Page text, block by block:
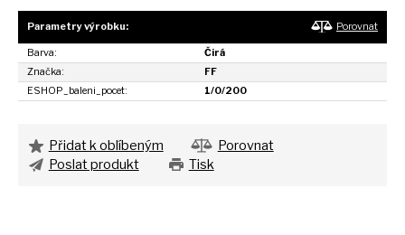
Parametry výrobku: Porovnat
Barva:
Čirá
Značka:
FF
ESHOP_baleni_pocet:
1/0/200
Přidat k oblíbeným
Porovnat
Poslat produkt
Tisk